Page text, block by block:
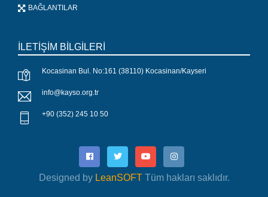
BAĞLANTILAR
İLETİŞİM BİLGİLERİ
Kocasinan Bul. No:161 (38110) Kocasinan/Kayseri
info@kayso.org.tr
+90 (352) 245 10 50
Designed by LeanSOFTTüm hakları saklıdır.